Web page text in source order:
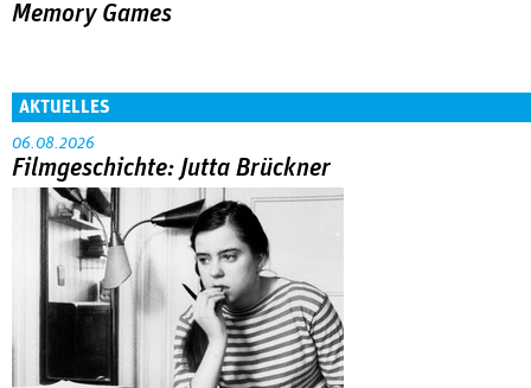
Memory Games
AKTUELLES
06.08.2026
Filmgeschichte: Jutta Brückner